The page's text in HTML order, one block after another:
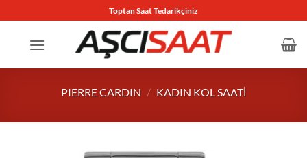
atla
Toptan Saat Tedarikçiniz
PIERRE CARDIN / KADIN KOL SAATI